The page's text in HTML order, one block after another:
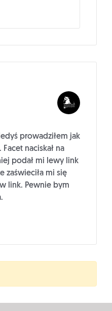
prowadziłem jak
naciskał na
podał mi lewy link
zaświeciła mi się
link. Pewnie bym